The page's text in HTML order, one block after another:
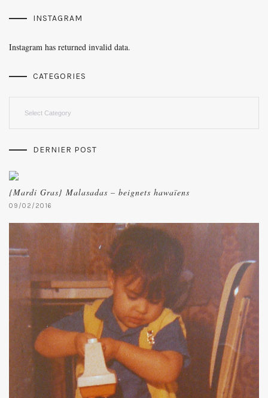
INSTAGRAM
Instagram has returned invalid data.
CATEGORIES
DERNIER POST
{Mardi Gras} Malasadas – beignets hawaïens
09/02/2016